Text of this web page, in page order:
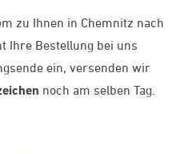
zu Ihnen in Chemnitz nach
Ihre Bestellung bei uns
ein, versenden wir
noch am selben Tag.